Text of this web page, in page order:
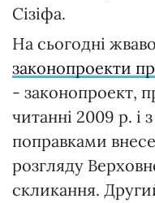
Сізіфа.
На сьогодні
законопроекти
- законопроект,
читанні 2009 р. і
поправками
розгляду
скликання.